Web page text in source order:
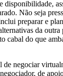
disponibilidade,
Não seja
preparar e
da
cabal do que
negociar
de